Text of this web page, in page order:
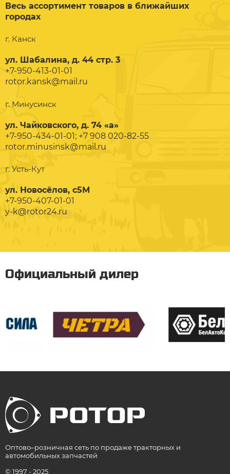
Весь ассортимент товаров в ближайших
городах
г. Канск
ул. Шабалина, д. 44 стр. 3
+7-950-413-01-01
rotor.kansk@mail.ru
г. Минусинск
ул. Чайковского, д. 74 «а»
+7-950-434-01-01; +7 908 020-82-55
rotor.minusinsk@mail.ru
г. Усть-Кут
ул. Новосёлов, с5М
+7-950-407-01-01
y-k@rotor24.ru
Официальный дилер
Оптово–розничная сеть по продаже тракторных и
автомобильных запчастей
© 1997 - 2025